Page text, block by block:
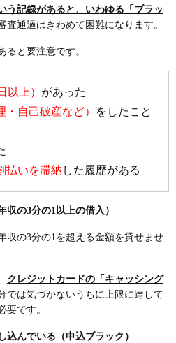
う記録があると、いわゆる「ブラッ
査通過はきわめて困難になります。
ると要注意です。
以上） があった
自己破産など）
をしたこと
払いを滞納 した履歴がある
の3分の1以上の借入）
収の3分の1を超える金額を貸せませ
クレジットカードの「キャッシング
では気づかないうちに上限に達して
要です。
んでいる（申込ブラック）